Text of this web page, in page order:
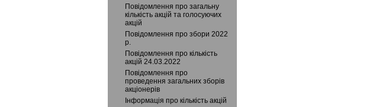
Повідомлення про загальну
кількість акцій та голосуючих
акцій
Повідомлення про збори 2022
р.
Повідомлення про кількість
акцій 24.03.2022
Повідомлення про
проведення загальних зборів
акціонерів
Інформація про кількість акцій